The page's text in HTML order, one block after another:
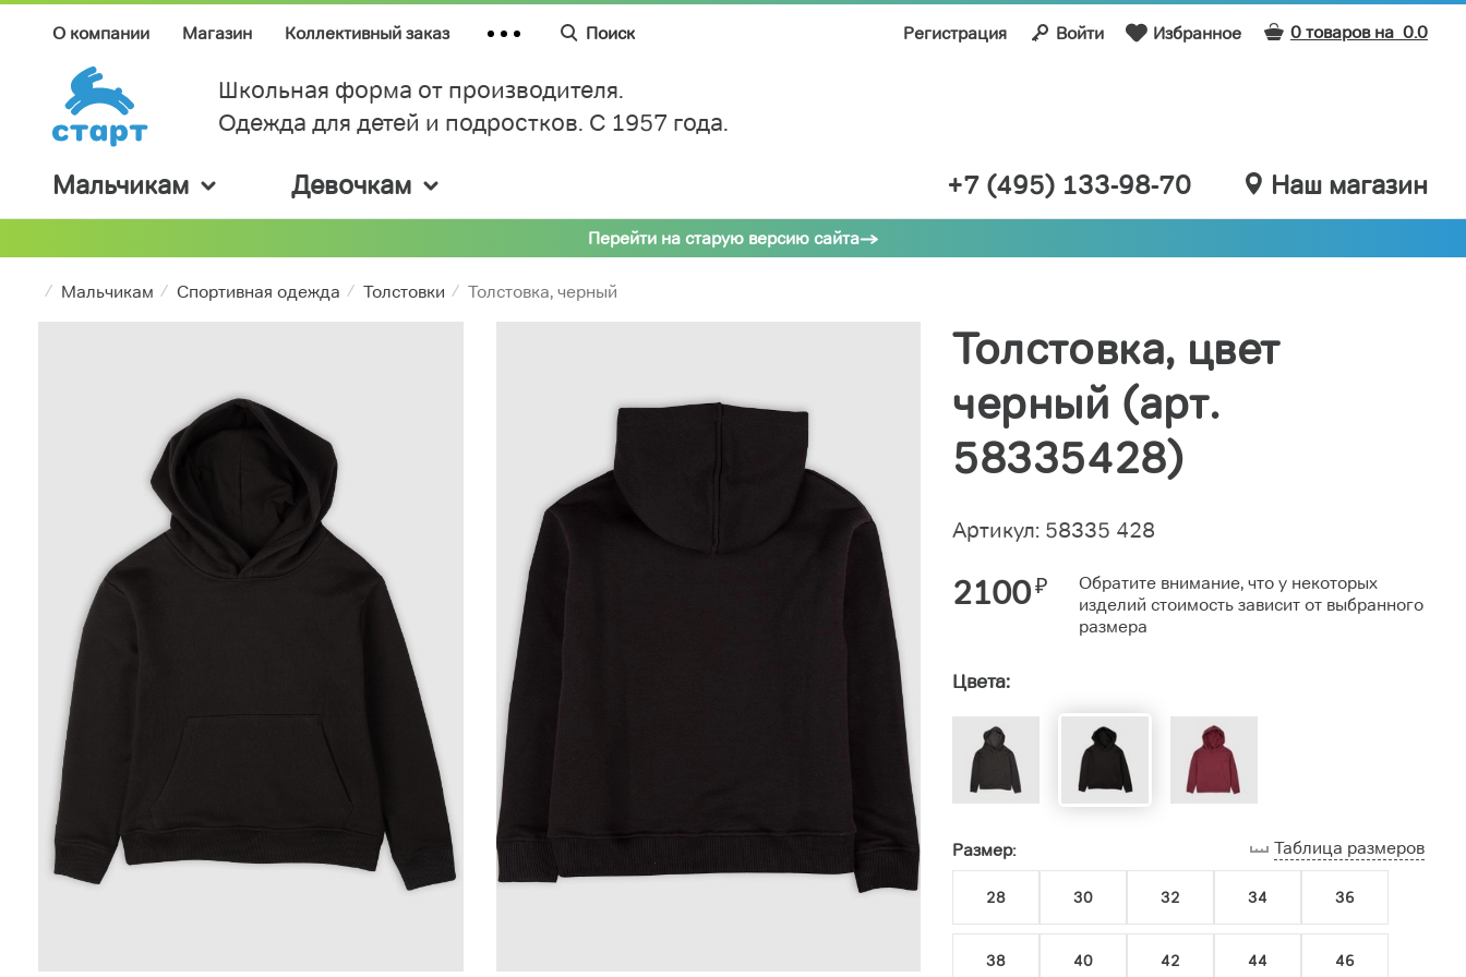
О компании Магазин Коллективный заказ Поиск Регистрация Войти Избранное 0 товаров на 0.0
Школьная форма от производителя.
Одежда для детей и подростков. C 1957 года.
Мальчикам Девочкам +7 (495) 133-98-70 Наш магазин
Перейти на старую версию сайта
Мальчикам Спортивная одежда Толстовки Толстовка, черный
Толстовка, цвет
черный (арт.
58335428)
Артикул: 58335 428
2100₽
Обратите внимание, что у некоторых
изделий стоимость зависит от выбранного
размера
Цвета:
Размер: Таблица размеров
28 30 32 34 36
38 40 42 44 46